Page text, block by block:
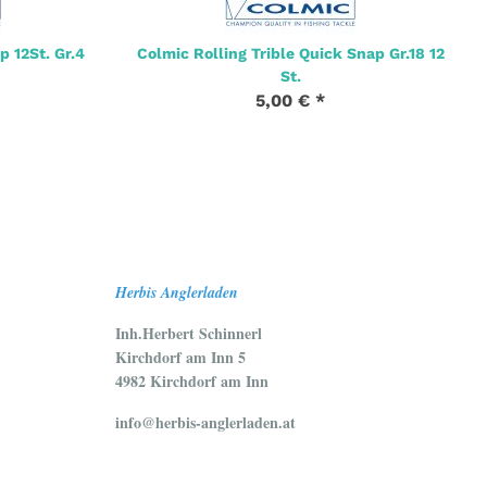
12St. Gr.4
Colmic Rolling Trible Quick Snap Gr.18 12
St.
5,00 € *
Herbis Anglerladen
Inh.Herbert Schinnerl
Kirchdorf am Inn 5
4982 Kirchdorf am Inn
info@herbis-anglerladen.at